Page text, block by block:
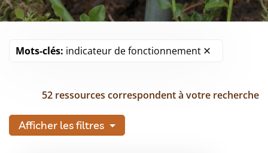
Mots-clés: indicateur de fonctionnement
52 ressources correspondent à votre recherche
Afficher les filtres